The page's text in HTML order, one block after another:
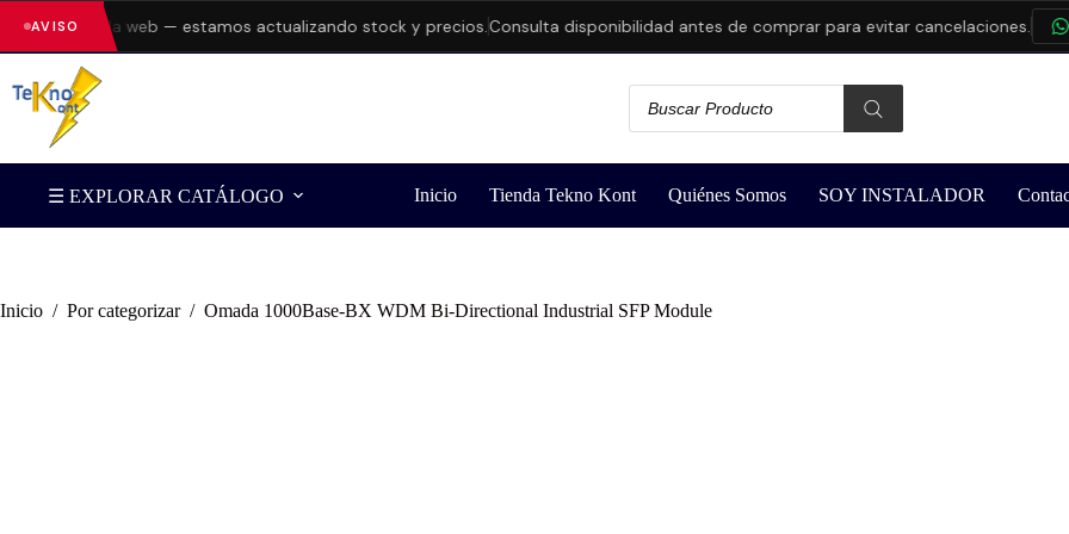
AVISOen la web — estamos actualizando stock y precios.Consulta disponibilidad antes de comprar para evitar cancelaciones.
☰ EXPLORAR CATÁLOGO Inicio Tienda Tekno Kont Quiénes Somos SOY INSTALADOR
Inicio / Por categorizar / Omada 1000Base-BX WDM Bi-Directional Industrial SFP Module